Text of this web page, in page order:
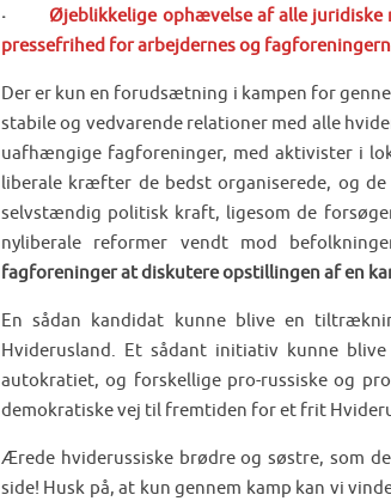
· Øjeblikkelige ophævelse af alle
pressefrihed for arbejdernes og
Der er kun en forudsætning i kampen for
stabile og vedvarende relationer med alle
uafhængige fagforeninger, med aktivister i
liberale kræfter de bedst organiserede, og
selvstændig politisk kraft, ligesom de
nyliberale reformer vendt mod
fagforeninger at diskutere opstillingen af en
En sådan kandidat kunne blive en
Hviderusland. Et sådant initiativ kunne
autokratiet, og forskellige pro-russiske og
demokratiske vej til fremtiden for et frit
Ærede hviderussiske brødre og søstre, som
side! Husk på, at kun gennem kamp kan vi